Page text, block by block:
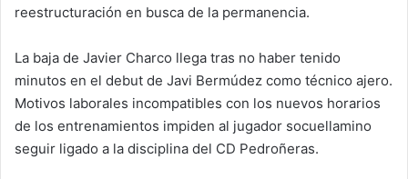
reestructuración en busca de la permanencia.
La baja de Javier Charco llega tras no haber tenido
minutos en el debut de Javi Bermúdez como técnico ajero.
Motivos laborales incompatibles con los nuevos horarios
de los entrenamientos impiden al jugador socuellamino
seguir ligado a la disciplina del CD Pedroñeras.